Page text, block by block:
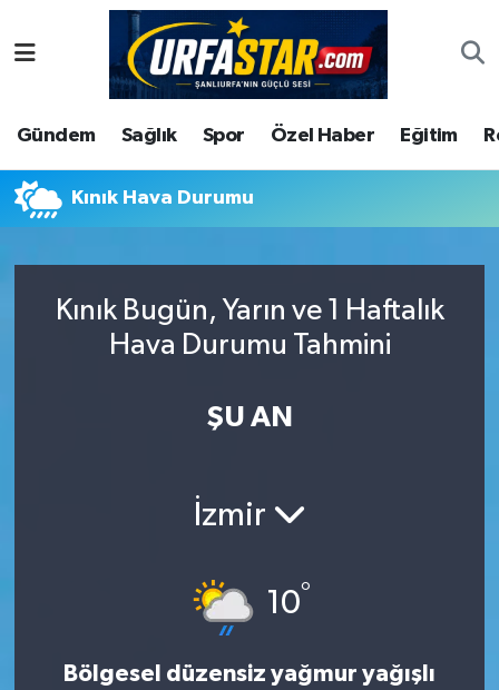
Gündem Sağlık Spor Özel Haber Eğitim
Kınık Hava Durumu
Kınık Bugün, Yarın ve 1 Haftalık
Hava Durumu Tahmini
ŞU AN
İzmir
10°
Bölgesel düzensiz yağmur yağışlı
ASAYİS
ÇEVRE
DUNYA
Ekonomi
Şanlıurfa Nöbetçi Eczaneler
Şanlıurfa Hava Durumu
Şanlıurfa Namaz Vakitleri
Süper Lig Puan Durumu ve Fikstür
Son Dakika Haberleri